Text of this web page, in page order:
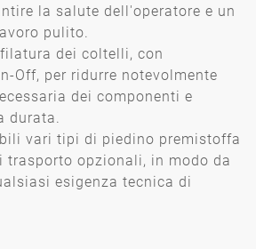
la salute dell'operatore e un
pulito.
dei coltelli, con
Off, per ridurre notevolmente
dei componenti e
durata.
vari tipi di piedino premistoffa
trasporto opzionali, in modo da
esigenza tecnica di